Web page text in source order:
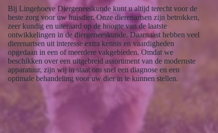
Bij Lingehoeve Diergeneeskunde kunt u altijd terecht voor de
beste zorg voor uw huisdier. Onze dierenartsen zijn betrokken,
zeer kundig en uiteraard op de hoogte van de laatste
ontwikkelingen in de diergeneeskunde. Daarnaast hebben veel
dierenartsen uit interesse extra kennis en vaardigheden
opgedaan in een of meerdere vakgebieden. Omdat we
beschikken over een uitgebreid assortiment van de modernste
apparatuur, zijn wij in staat om snel een diagnose en een
optimale behandeling voor uw dier in te kunnen stellen.